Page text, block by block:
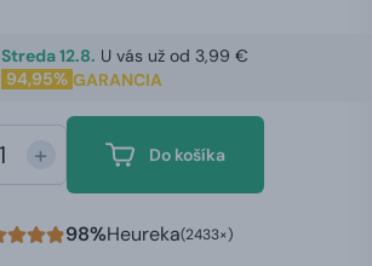
Streda 12.8. U vás už od 3,99 €
94,95% GARANCIA
+ Do košíka
98%Heureka(2433×)